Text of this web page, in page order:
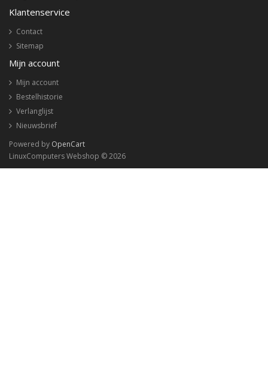
Klantenservice
Contact
Sitemap
Mijn account
Mijn account
Bestelhistorie
Verlanglijst
Nieuwsbrief
Powered by OpenCart
LinuxComputers Webshop © 2026